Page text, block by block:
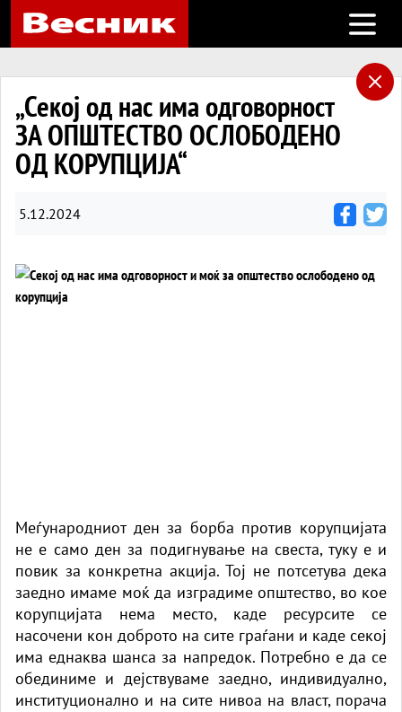
Open
„Секој од нас има одговорност
ЗА ОПШТЕСТВО ОСЛОБОДЕНО
ОД КОРУПЦИЈА“
5.12.2024
Меѓународниот ден за борба против корупцијата
не е само ден за подигнување на свеста, туку е и
повик за конкретна акција. Тој не потсетува дека
заедно имаме моќ да изградиме општество, во кое
корупцијата нема место, каде ресурсите се
насочени кон доброто на сите граѓани и каде секој
има еднаква шанса за напредок. Потребно е да се
обединиме и дејствуваме заедно, индивидуално,
институционално и на сите нивоа на власт, порача